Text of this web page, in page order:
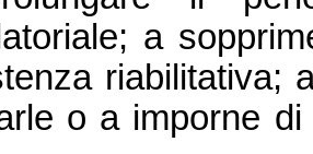
a
o a imporne